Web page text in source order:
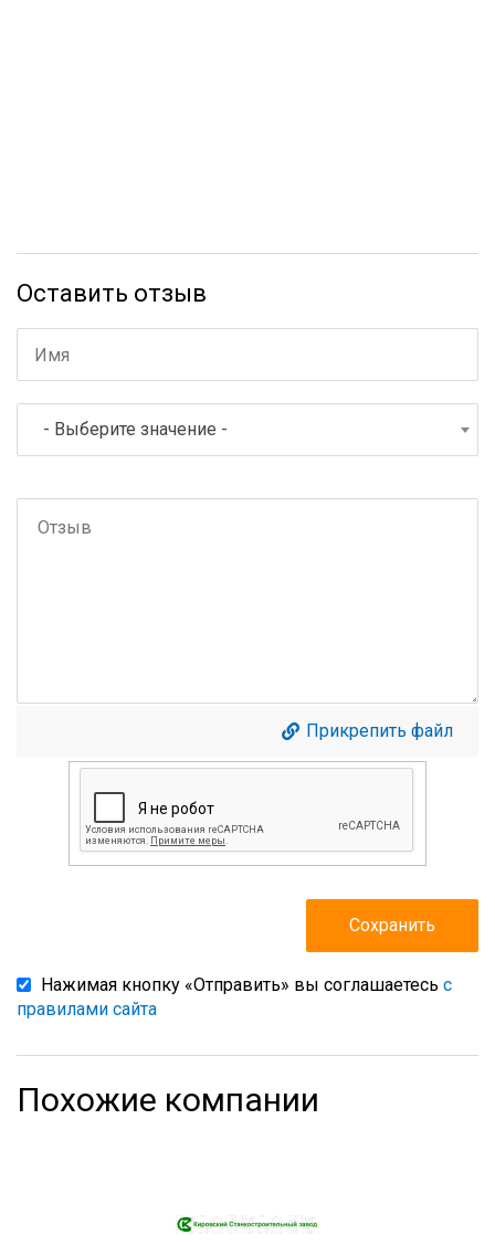
Оставить отзыв
- Выберите значение -
Прикрепить файл
Нажимая кнопку «Отправить» вы соглашаетесь с
правилами сайта
Похожие компании